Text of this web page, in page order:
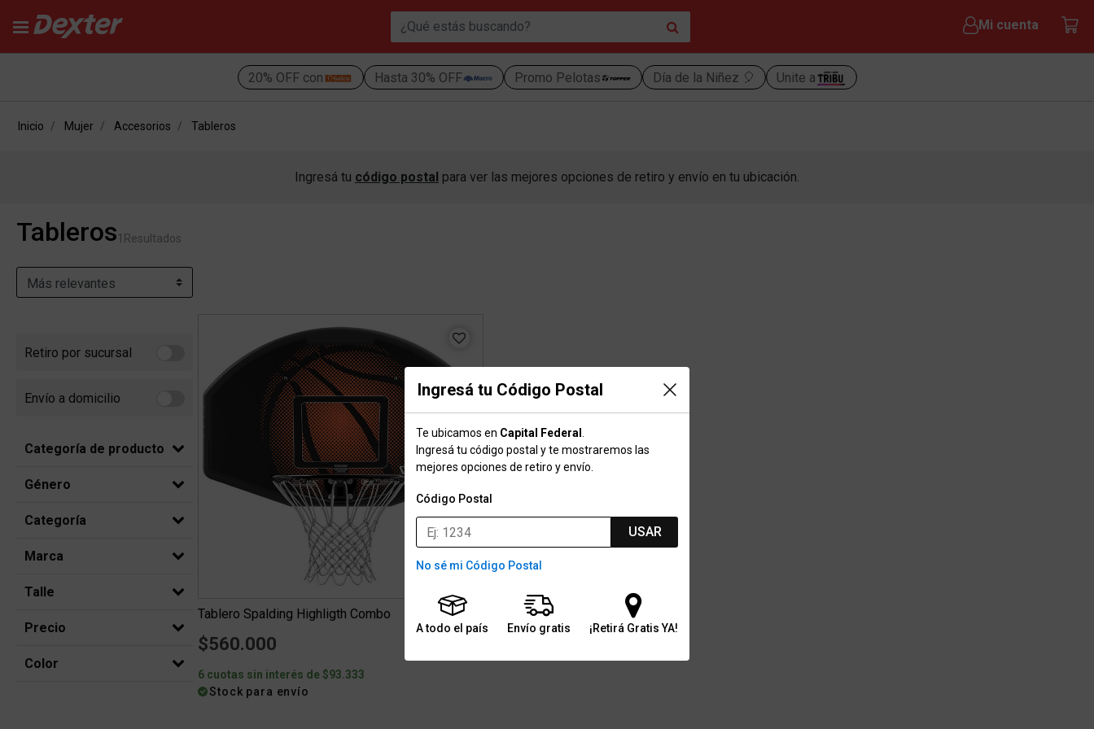
Mi cuenta
20% OFF con Hasta 30% OFF Promo Pelotas Día de la Niñez 🎈 Unite a
Ingresá tu Código Postal
Te ubicamos en Capital Federal
Ingresá tu código postal y te mostraremos las
mejores opciones de retiro y envío.
Código Postal
USAR
No sé mi Código Postal
A todo el país Envío gratis ¡Retirá Gratis YA!
Inicio Mujer Accesorios Tableros
Ingresá tu código postal para ver las mejores opciones de retiro y envío en tu ubicación.
Tableros1 Resultados
Retiro por sucursal
Refine by Retiro por sucursal: Retiro por sucursal
Envío a domicilio
Refine by Envío a domicilio: Envio a domicilio
Categoría de producto
Género
Categoría
Marca
Talle
Precio
Color
Tablero Spalding Highligth Combo
$560.000
6 cuotas sin interés de $93.333
Stock para envío